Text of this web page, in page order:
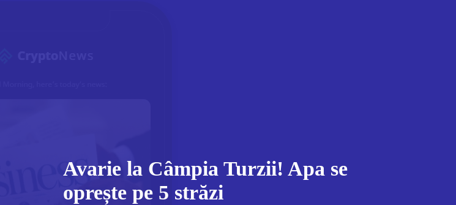
Avarie la Câmpia Turzii! Apa se
oprește pe 5 străzi